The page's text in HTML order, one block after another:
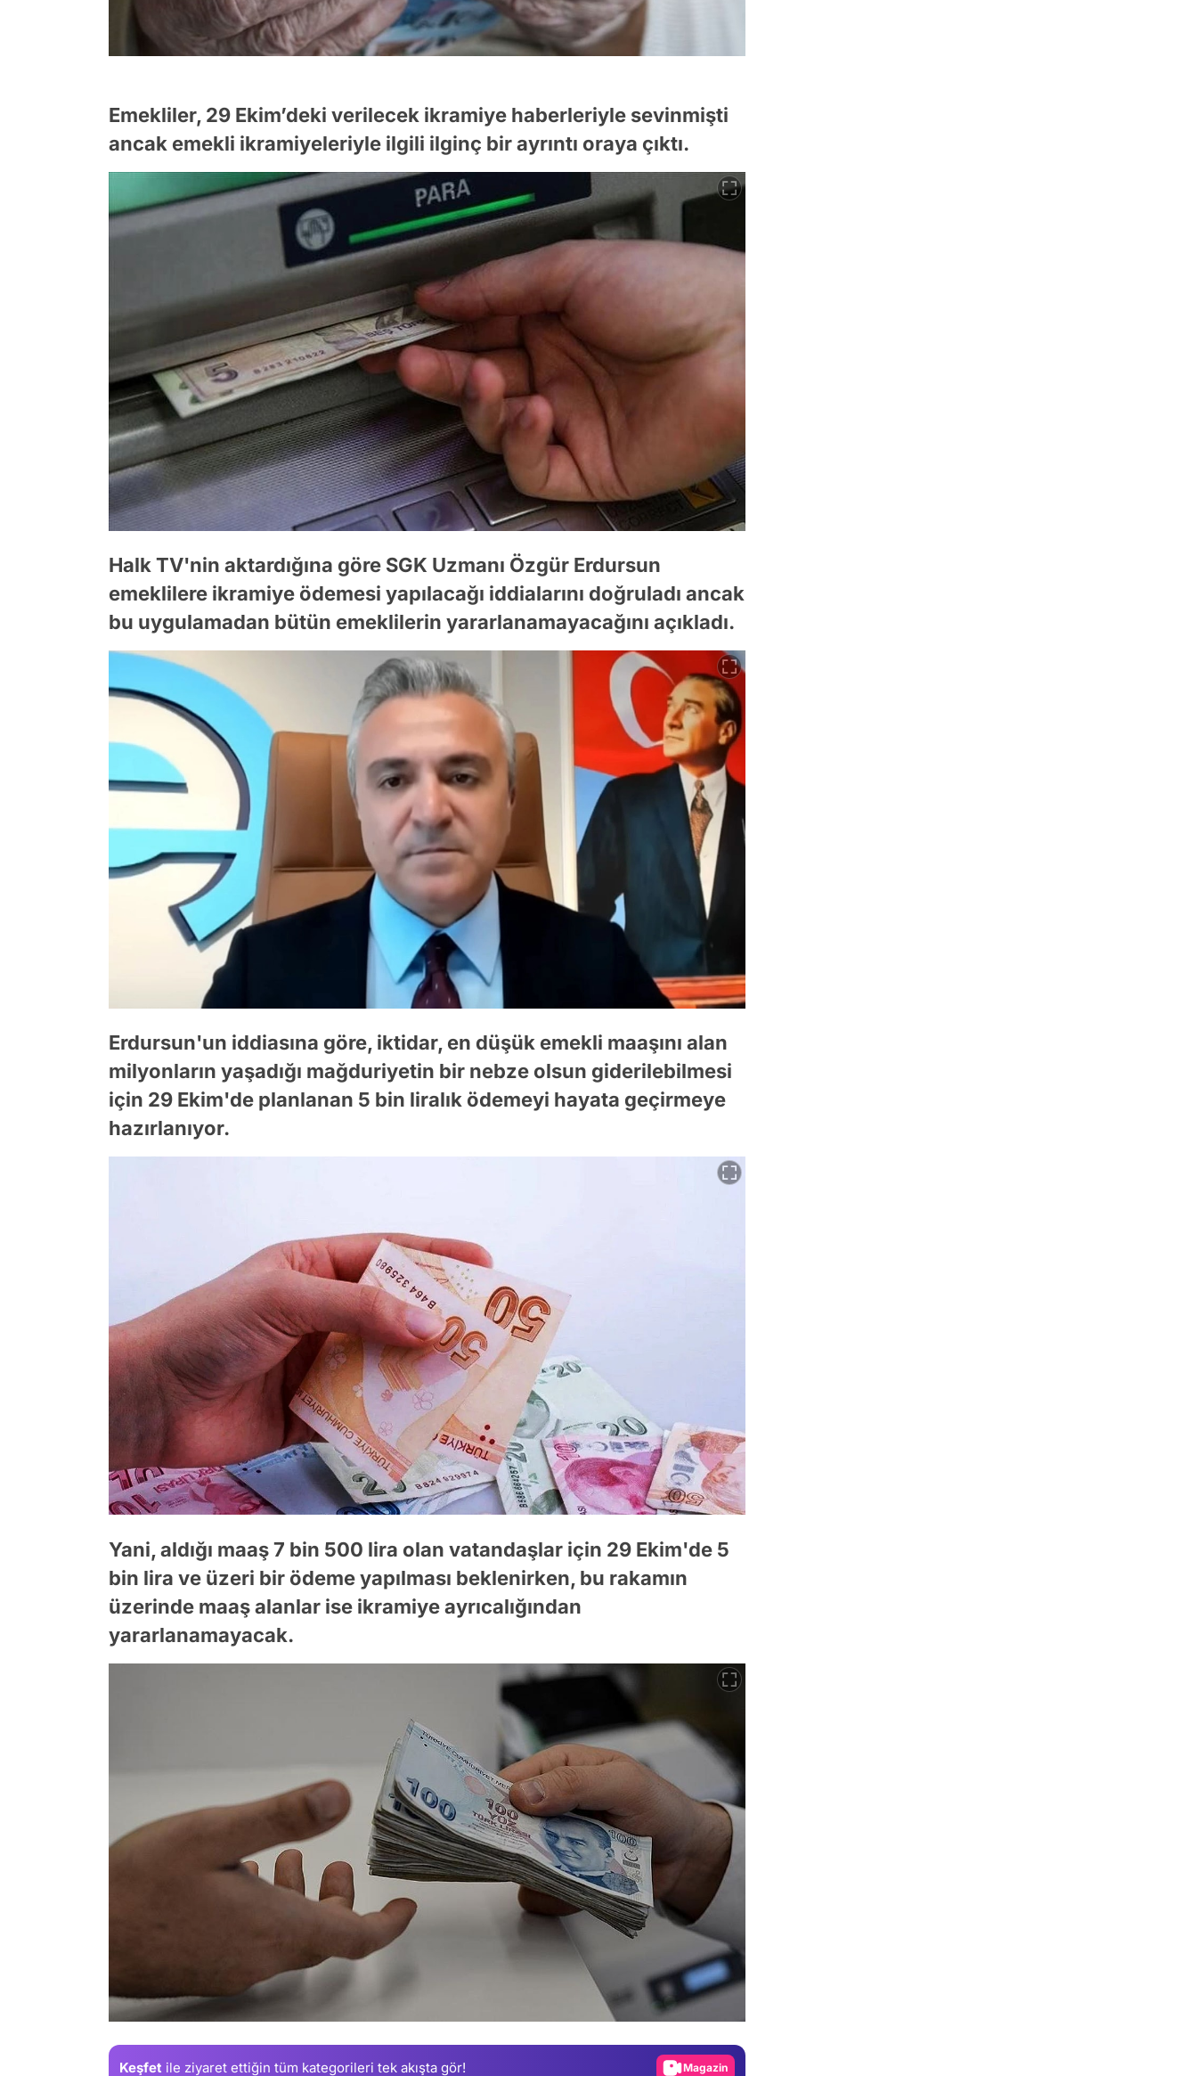
Emekliler, 29 Ekim’deki verilecek ikramiye haberleriyle sevinmişti
ancak emekli ikramiyeleriyle ilgili ilginç bir ayrıntı oraya çıktı.
Halk TV'nin aktardığına göre SGK Uzmanı Özgür Erdursun
emeklilere ikramiye ödemesi yapılacağı iddialarını doğruladı ancak
bu uygulamadan bütün emeklilerin yararlanamayacağını açıkladı.
Erdursun'un iddiasına göre, iktidar, en düşük emekli maaşını alan
milyonların yaşadığı mağduriyetin bir nebze olsun giderilebilmesi
için 29 Ekim'de planlanan 5 bin liralık ödemeyi hayata geçirmeye
hazırlanıyor.
Yani, aldığı maaş 7 bin 500 lira olan vatandaşlar için 29 Ekim'de 5
bin lira ve üzeri bir ödeme yapılması beklenirken, bu rakamın
üzerinde maaş alanlar ise ikramiye ayrıcalığından
yararlanamayacak.
Keşfet ile ziyaret ettiğin tüm kategorileri tek akışta gör!
Video
Magazin